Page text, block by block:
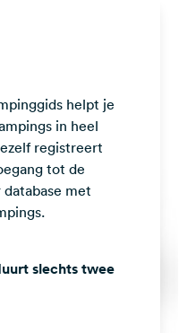
helpt je
in heel
registreert
tot de
met
slechts twee